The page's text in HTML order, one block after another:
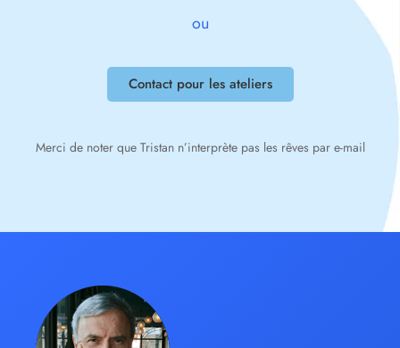
ou
Contact pour les ateliers
Merci de noter que Tristan n’interprète pas les rêves par e-mail